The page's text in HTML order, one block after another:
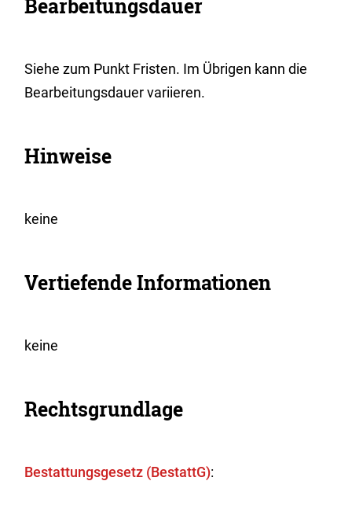
Bearbeitungsdauer
Siehe zum Punkt Fristen. Im Übrigen kann die
Bearbeitungsdauer variieren.
Hinweise
keine
Vertiefende Informationen
keine
Rechtsgrundlage
Bestattungsgesetz (BestattG):